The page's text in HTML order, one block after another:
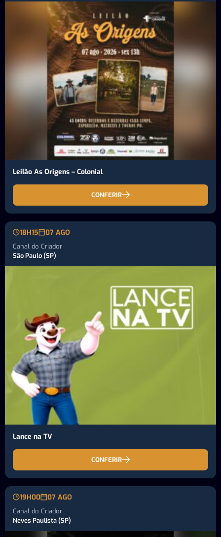
Leilão As Origens – Colonial
CONFERIR
18H15 07 AGO
Canal do Criador
São Paulo (SP)
Lance na TV
CONFERIR
19H00 07 AGO
Canal do Criador
Neves Paulista (SP)